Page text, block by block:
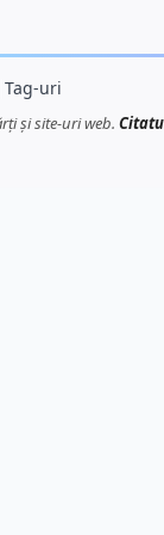
Tag-uri
și site-uri web.